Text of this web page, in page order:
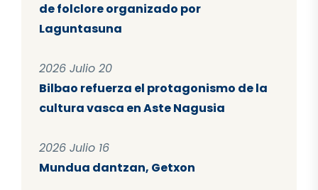
de folclore organizado por
Laguntasuna
2026 Julio 20
Bilbao refuerza el protagonismo de la
cultura vasca en Aste Nagusia
2026 Julio 16
Mundua dantzan, Getxon